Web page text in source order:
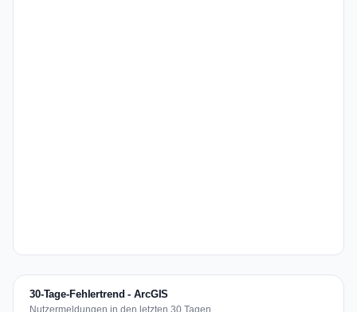
30-Tage-Fehlertrend - ArcGIS
Nutzermeldungen in den letzten 30 Tagen